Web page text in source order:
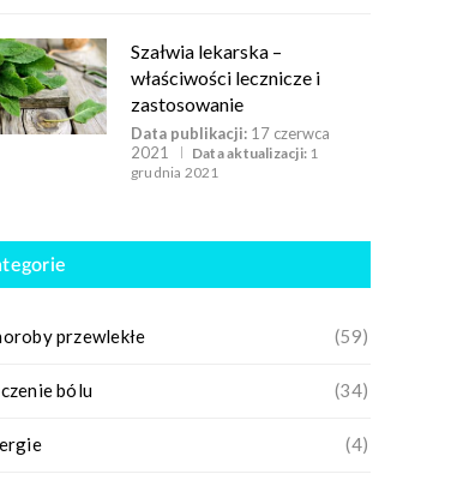
Szałwia lekarska –
właściwości lecznicze i
zastosowanie
Data publikacji: 17 czerwca
2021
Data aktualizacji: 1
grudnia 2021
przewlekłe (59)
bólu (34)
(4)